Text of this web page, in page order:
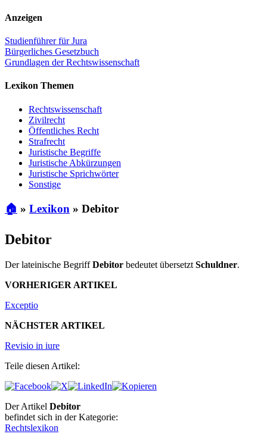
Anzeigen
Studienführer für Jura
Bürgerliches Gesetzbuch
Grundlagen der Rechtswissenschaft
Lexikon Themen
Rechtswissenschaft
Zivilrecht
Öffentliches Recht
Strafrecht
Juristische Begriffe
Juristische Abkürzungen
Juristische Sprichwörter
Sonstige
🏠 » Lexikon » Debitor
Debitor
Der lateinische BegriffDebitor bedeutet übersetzt Schuldner.
VORHERIGER ARTIKEL
Exceptio
NÄCHSTER ARTIKEL
Revisio in iure
Teile diesen Artikel:
Der Artikel Debitor
befindet sich in der Kategorie:
Rechtslexikon